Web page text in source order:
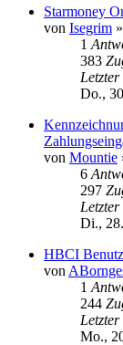
Starmoney
von Isegrim »
1
383
Do.,
von Mountie
6
297
Di.,
HBCI
von
1
244
Mo.,